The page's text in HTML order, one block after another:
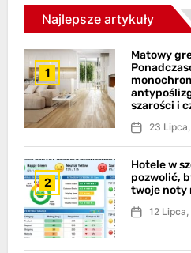
Najlepsze artykuły
1
Matowy
szarości i
23
2
Hotele w
pozwolić,
twoje noty
12